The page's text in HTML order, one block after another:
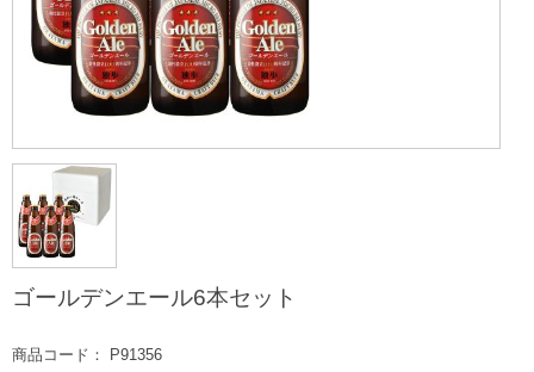
ゴールデンエール6本セット
商品コード： P91356